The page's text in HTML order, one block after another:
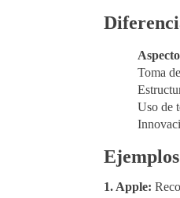
Aspecto
Toma
Uso de
1. Apple: